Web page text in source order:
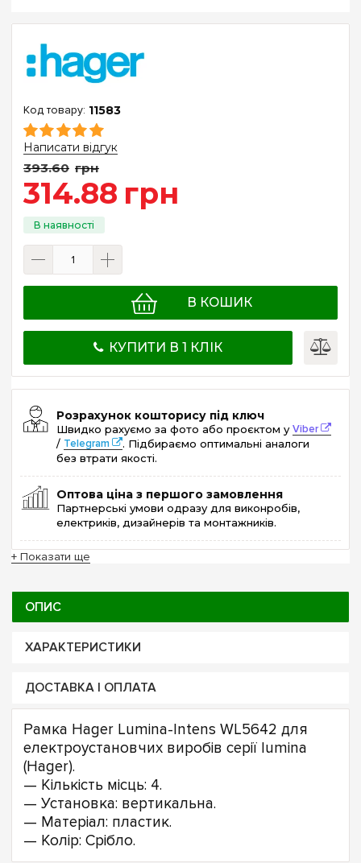
11583
Написати відгук
393.60 грн
314.88 грн
В КОШИК
КУПИТИ В 1 КЛІК
Розрахунок кошторису під ключ
Швидко рахуємо за фото або проєктом уViber
/ Telegram
. Підбираємо оптимальні аналоги
без втрати якості.
Оптова ціна з першого замовлення
Партнерські умови одразу для виконробів,
електриків, дизайнерів та монтажників.
+ Показати ще
ОПИС
ХАРАКТЕРИСТИКИ
ДОСТАВКА І ОПЛАТА
Рамка Hager Lumina-Intens WL5642 для
електроустановчих виробів серії lumina
(Hager).
— Кількість місць: 4.
— Установка: вертикальна.
— Матеріал: пластик.
— Колір: Срібло.